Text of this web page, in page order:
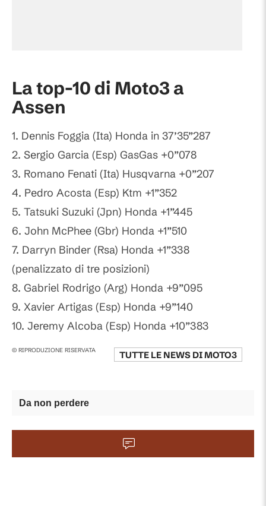
La top-10 di Moto3 a
Assen
1. Dennis Foggia (Ita) Honda in 37’35”287
2. Sergio Garcia (Esp) GasGas +0”078
3. Romano Fenati (Ita) Husqvarna +0”207
4. Pedro Acosta (Esp) Ktm +1”352
5. Tatsuki Suzuki (Jpn) Honda +1”445
6. John McPhee (Gbr) Honda +1”510
7. Darryn Binder (Rsa) Honda +1”338
(penalizzato di tre posizioni)
8. Gabriel Rodrigo (Arg) Honda +9”095
9. Xavier Artigas (Esp) Honda +9”140
10. Jeremy Alcoba (Esp) Honda +10”383
© RIPRODUZIONE RISERVATA TUTTE LE NEWS DIMOTO3
Da non perdere